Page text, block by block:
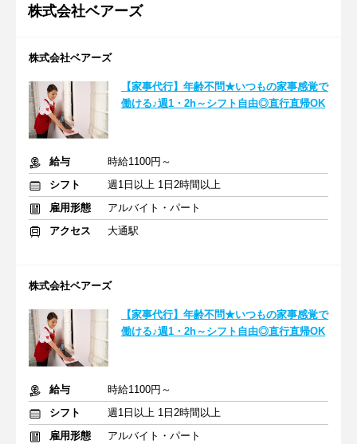
株式会社ベアーズ
株式会社ベアーズ
【家事代行】年齢不問★いつもの家事感覚で
働ける♪週1・2h～シフト自由◎直行直帰OK
給与
時給1100円～
シフト
週1日以上 1日2時間以上
雇用形態
アルバイト・パート
アクセス
大通駅
株式会社ベアーズ
【家事代行】年齢不問★いつもの家事感覚で
働ける♪週1・2h～シフト自由◎直行直帰OK
給与
時給1100円～
シフト
週1日以上 1日2時間以上
雇用形態
アルバイト・パート